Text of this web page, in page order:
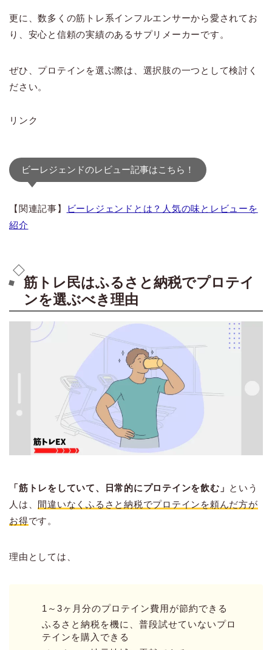
更に、数多くの筋トレ系インフルエンサーから愛されてお
り、安心と信頼の実績のあるサプリメーカーです。
ぜひ、プロテインを選ぶ際は、選択肢の一つとして検討く
ださい。
リンク
ビーレジェンドのレビュー記事はこちら！
【関連記事】
ビーレジェンドとは？人気の味とレビューを
紹介
筋トレ民はふるさと納税でプロテイ
ンを選ぶべき理由
「筋トレをしていて、日常的にプロテインを飲む」 という
人は、 間違いなくふるさと納税でプロテインを頼んだ方が
お得です。
理由としては、
1～3ヶ月分のプロテイン費用が節約できる
ふるさと納税を機に、普段試せていないプロ
テインを購入できる